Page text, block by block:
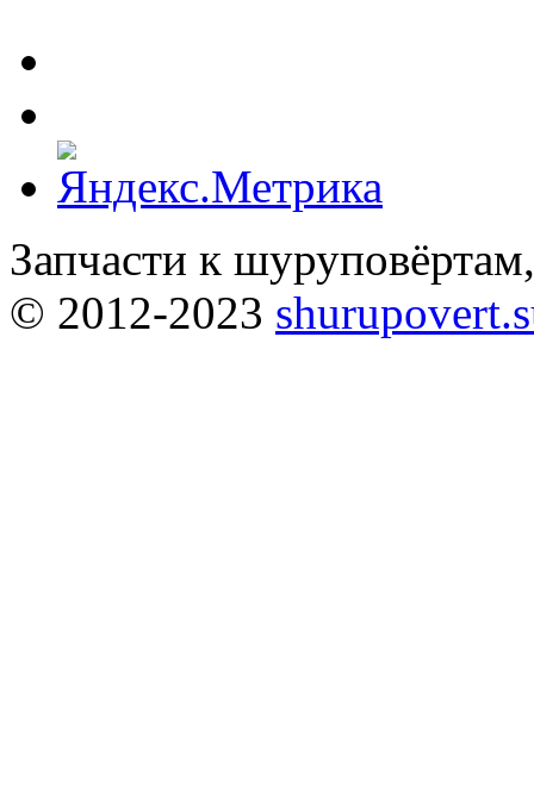
Запчасти к
© 2012-2023